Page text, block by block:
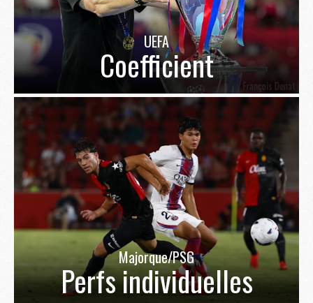
UEFA
Coefficient
Majorque/PSG
Perfs individuelles